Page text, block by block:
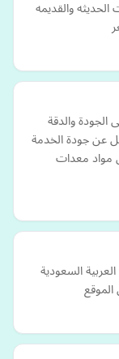
والقديمه
نعتمد على الجودة والدقة
عن جودة الخدمة
مواد معدات
العربية السعودية